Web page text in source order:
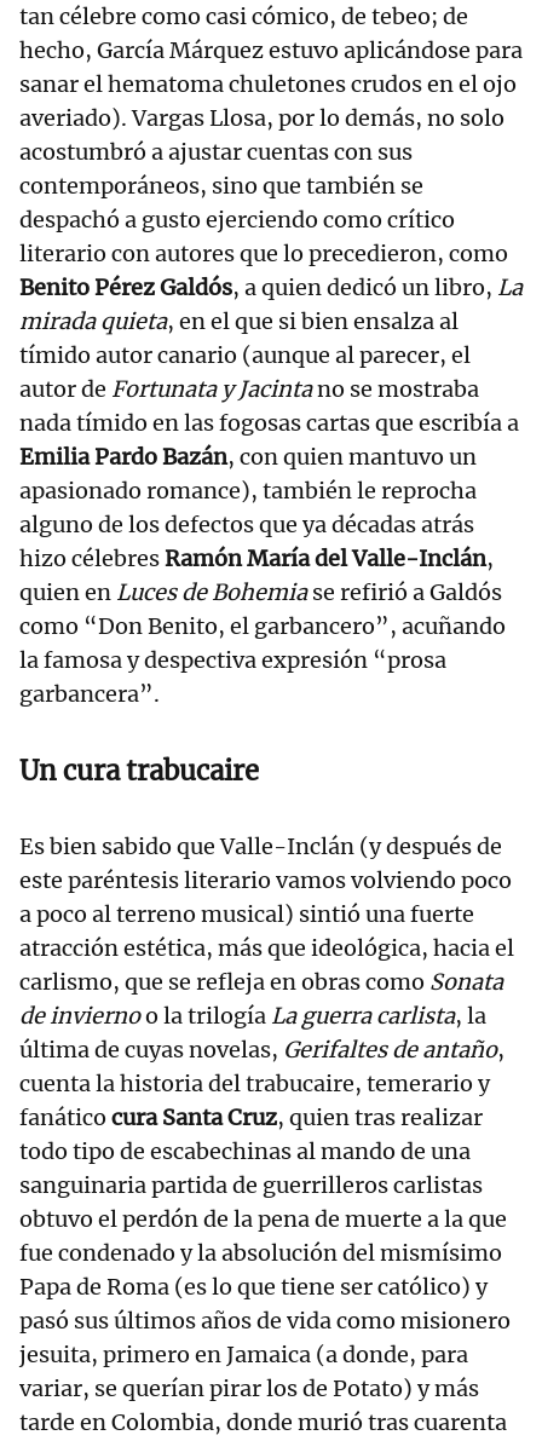
tan célebre como casi cómico, de tebeo; de
hecho, García Márquez estuvo aplicándose para
sanar el hematoma chuletones crudos en el ojo
averiado). Vargas Llosa, por lo demás, no solo
acostumbró a ajustar cuentas con sus
contemporáneos, sino que también se
despachó a gusto ejerciendo como crítico
literario con autores que lo precedieron, como
Benito Pérez Galdós, a quien dedicó un libro, La
mirada quieta, en el que si bien ensalza al
tímido autor canario (aunque al parecer, el
autor de Fortunata y Jacintano se mostraba
nada tímido en las fogosas cartas que escribía a
Emilia Pardo Bazán, con quien mantuvo un
apasionado romance), también le reprocha
alguno de los defectos que ya décadas atrás
hizo célebresRamón María del Valle-Inclán,
quien en Luces de Bohemiase refirió a Galdós
como “Don Benito, el garbancero”, acuñando
la famosa y despectiva expresión “prosa
garbancera”.
Un cura trabucaire
Es bien sabido que Valle-Inclán (y después de
este paréntesis literario vamos volviendo poco
a poco al terreno musical) sintió una fuerte
atracción estética, más que ideológica, hacia el
carlismo, que se refleja en obras como Sonata
de inviernoo la trilogía La guerra carlista, la
última de cuyas novelas, Gerifaltes de antaño,
cuenta la historia del trabucaire, temerario y
fanático cura Santa Cruz, quien tras realizar
todo tipo de escabechinas al mando de una
sanguinaria partida de guerrilleros carlistas
obtuvo el perdón de la pena de muerte a la que
fue condenado y la absolución del mismísimo
Papa de Roma (es lo que tiene ser católico) y
pasó sus últimos años de vida como misionero
jesuita, primero en Jamaica (a donde, para
variar, se querían pirar los de Potato) y más
tarde en Colombia, donde murió tras cuarenta